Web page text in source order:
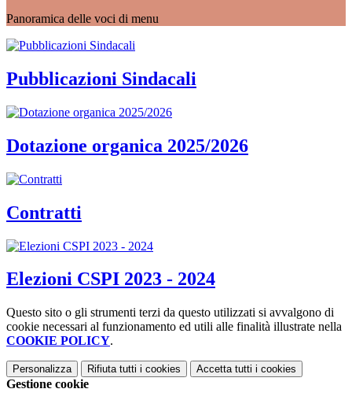
Panoramica delle voci di menu
Pubblicazioni Sindacali
Dotazione organica 2025/2026
Contratti
Elezioni CSPI 2023 - 2024
Questo sito o gli strumenti terzi da questo utilizzati si avvalgono di
cookie necessari al funzionamento ed utili alle finalità illustrate nella
COOKIE POLICY.
Personalizza Rifiuta tutti i cookies Accetta tutti i cookies
Gestione cookie